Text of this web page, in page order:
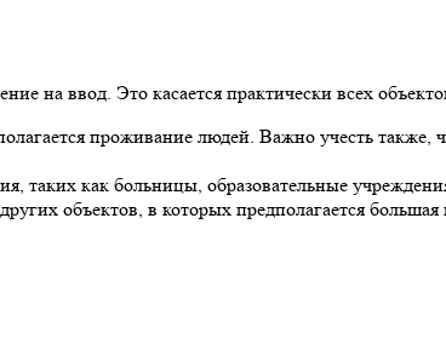
на ввод. Это касается практически всех
проживание людей. Важно учесть
таких как больницы, образовательные
объектов, в которых предполагается большая